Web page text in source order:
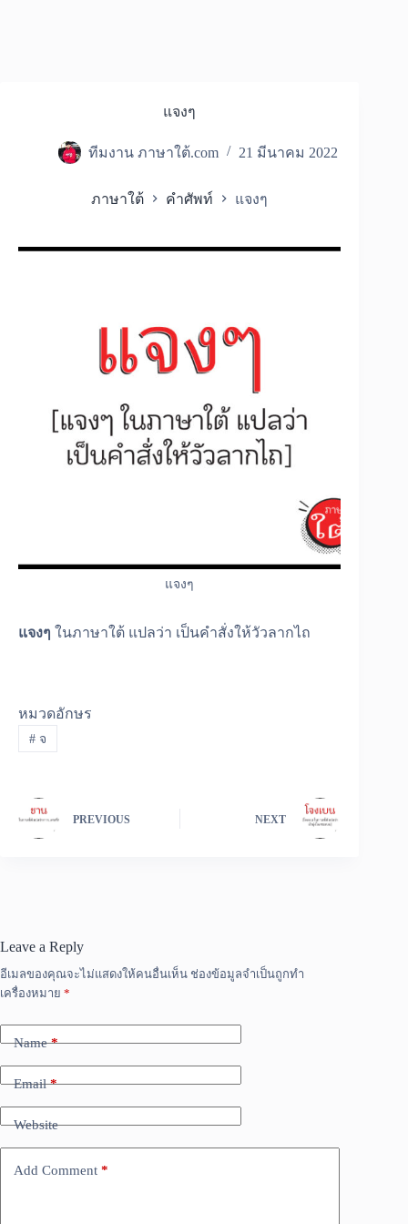
แจงๆ
ทีมงาน ภาษาใต้.com 21 มีนาคม 2022
ภาษาใต้ คำศัพท์ แจงๆ
แจงๆ
แจงๆ ในภาษาใต้ แปลว่า เป็นคำสั่งให้วัวลากไถ
หมวดอักษร
#จ
PREVIOUS NEXT
Leave a Reply
อีเมลของคุณจะไม่แสดงให้คนอื่นเห็น ช่องข้อมูลจำเป็นถูกทำ
เครื่องหมาย *
Name*
Email*
Website
Add Comment *